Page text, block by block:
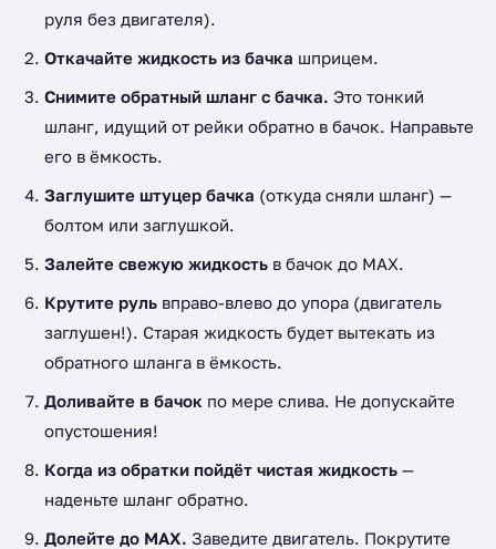
руля без двигателя).
Откачайте жидкость из бачка шприцем.
Снимите обратный шланг с бачка. Это тонкий
шланг, идущий от рейки обратно в бачок. Направьте
его в ёмкость.
Заглушите штуцер бачка (откуда сняли шланг) —
болтом или заглушкой.
Залейте свежую жидкость в бачок до MAX.
Крутите руль вправо-влево до упора (двигатель
заглушен!). Старая жидкость будет вытекать из
обратного шланга в ёмкость.
Доливайте в бачок по мере слива. Не допускайте
опустошения!
Когда из обратки пойдёт чистая жидкость —
наденьте шланг обратно.
Долейте до MAX. Заведите двигатель. Покрутите